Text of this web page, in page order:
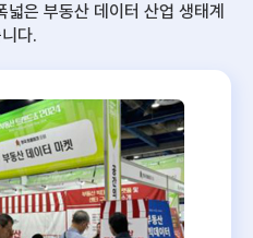
넓은 부동산 데이터 산업 생태계
다.